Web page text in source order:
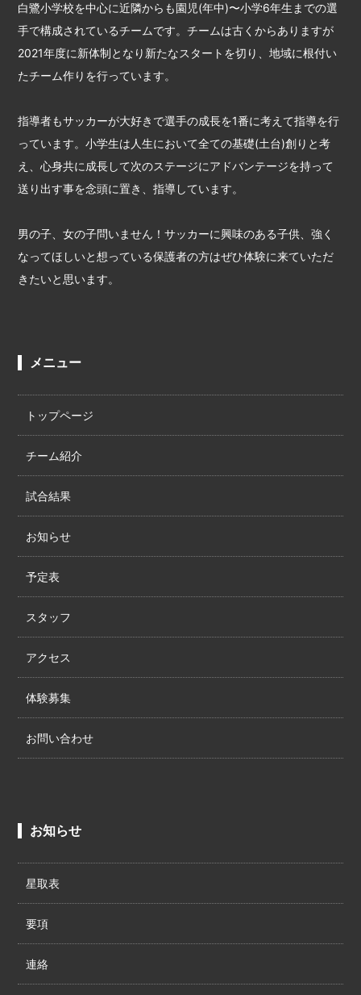
白鷺小学校を中心に近隣からも園児(年中)〜小学6年生までの選
手で構成されているチームです。チームは古くからありますが
2021年度に新体制となり新たなスタートを切り、地域に根付い
たチーム作りを行っています。
指導者もサッカーが大好きで選手の成長を1番に考えて指導を行
っています。小学生は人生において全ての基礎(土台)創りと考
え、心身共に成長して次のステージにアドバンテージを持って
送り出す事を念頭に置き、指導しています。
男の子、女の子問いません！サッカーに興味のある子供、強く
なってほしいと想っている保護者の方はぜひ体験に来ていただ
きたいと思います。
メニュー
トップページ
チーム紹介
試合結果
お知らせ
予定表
スタッフ
アクセス
体験募集
お問い合わせ
お知らせ
星取表
要項
連絡